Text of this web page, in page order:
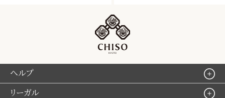
ヘルプ
リーガル